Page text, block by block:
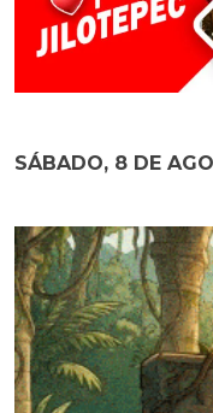
SÁBADO, 8 DE